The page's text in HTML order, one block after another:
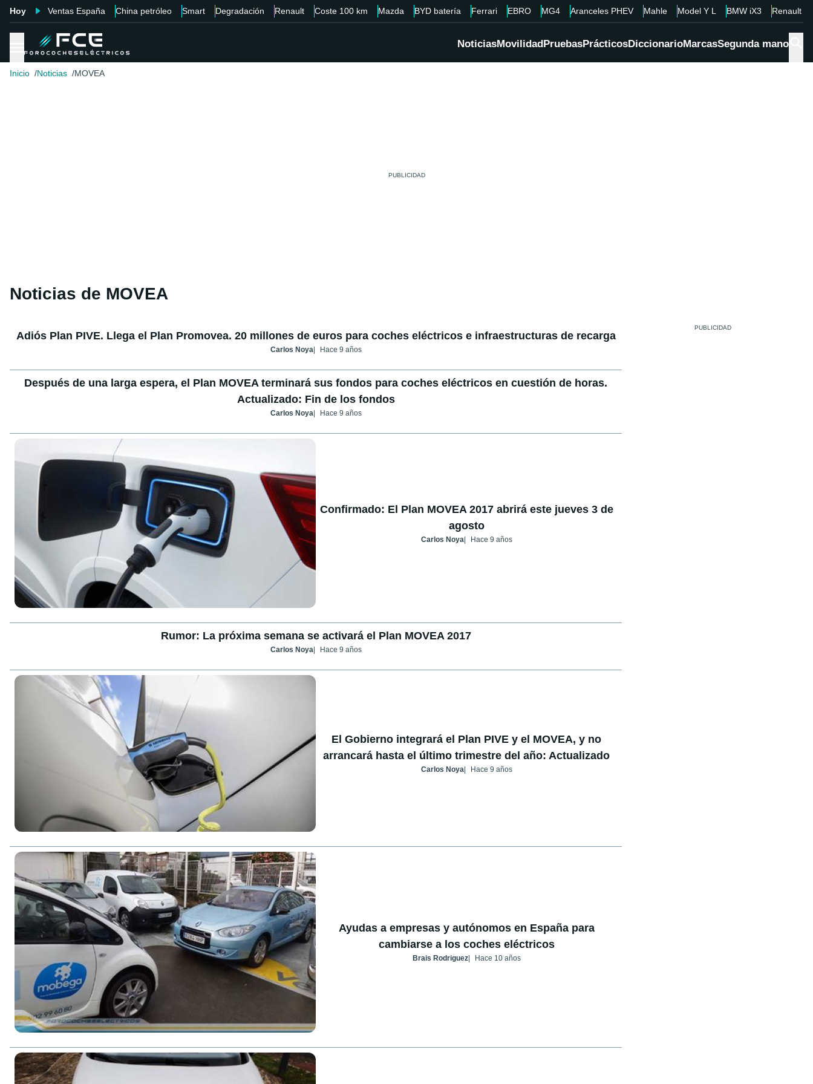
Hoy Ventas España China petróleo Smart Degradación Renault Coste 100 km Mazda BYD batería Ferrari EBRO MG4 Aranceles PHEV Mahle Model Y L BMW iX3 Renault
NoticiasMovilidadPruebasPrácticosDiccionarioMarcasSegunda mano
Inicio Noticias MOVEA
Noticias de MOVEA
Adiós Plan PIVE. Llega el Plan Promovea. 20 millones de euros para coches eléctricos e infraestructuras de recarga
Carlos Noya Hace 9 años
Después de una larga espera, el Plan MOVEA terminará sus fondos para coches eléctricos en cuestión de horas.
Actualizado: Fin de los fondos
Carlos Noya Hace 9 años
Confirmado: El Plan MOVEA 2017 abrirá este jueves 3 de
agosto
Carlos Noya Hace 9 años
Rumor: La próxima semana se activará el Plan MOVEA 2017
Carlos Noya Hace 9 años
El Gobierno integrará el Plan PIVE y el MOVEA, y no
arrancará hasta el último trimestre del año: Actualizado
Carlos Noya Hace 9 años
Ayudas a empresas y autónomos en España para
cambiarse a los coches eléctricos
Brais Rodriguez Hace 10 años